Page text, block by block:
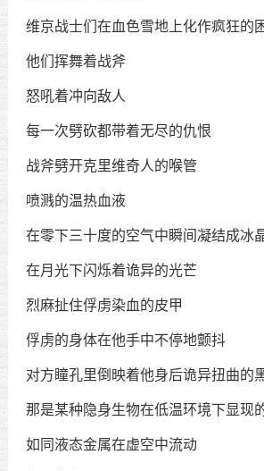
维京战士们在血色雪地上化作疯狂的
他们挥舞着战斧
怒吼着冲向敌人
每一次劈砍都带着无尽的仇恨
战斧劈开克里维奇人的喉管
喷溅的温热血液
在零下三十度的空气中瞬间凝结成冰
在月光下闪烁着诡异的光芒
烈麻扯住俘虏染血的皮甲
俘虏的身体在他手中不停地颤抖
对方瞳孔里倒映着他身后诡异扭曲的
那是某种隐身生物在低温环境下显现
如同液态金属在虚空中流动